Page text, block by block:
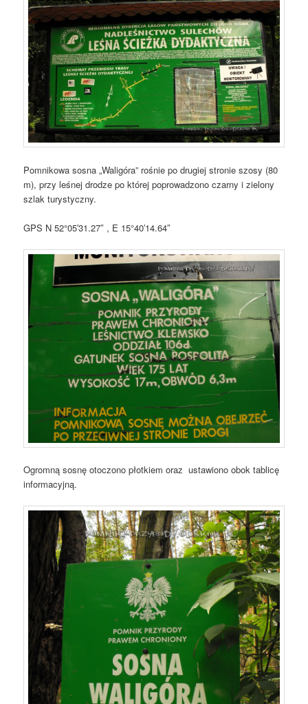
Pomnikowa sosna „Waligóra” rośnie po drugiej stronie szosy (80
m), przy leśnej drodze po której poprowadzono czarny i zielony
szlak turystyczny.
GPS N 52°05′31.27″ , E 15°40′14.64″
Ogromną sosnę otoczono płotkiem oraz ustawiono obok tablicę
informacyjną.